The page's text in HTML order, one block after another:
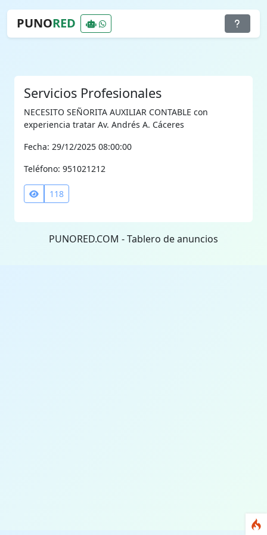
PUNORED
Servicios Profesionales
NECESITO SEÑORITA AUXILIAR CONTABLE con
experiencia tratar Av. Andrés A. Cáceres
Fecha: 29/12/2025 08:00:00
Teléfono: 951021212
118
PUNORED.COM - Tablero de anuncios